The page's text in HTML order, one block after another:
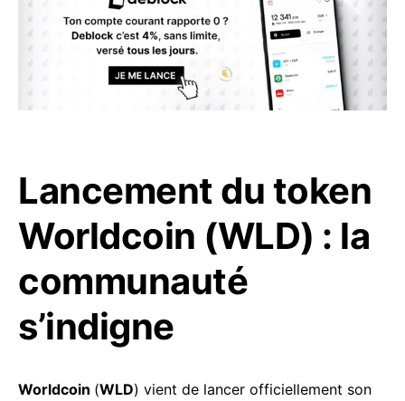
Lancement du token
Worldcoin (WLD) : la
communauté
s’indigne
Worldcoin (WLD) vient de lancer officiellement son